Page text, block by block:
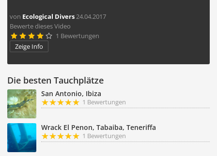
von Ecological Divers24.04.2017
Bewerte dieses Video
     1 Bewertungen
Zeige Info
Die besten Tauchplätze
San Antonio, Ibiza
1 Bewertungen
Wrack El Penon, Tabaiba, Teneriffa
1 Bewertungen